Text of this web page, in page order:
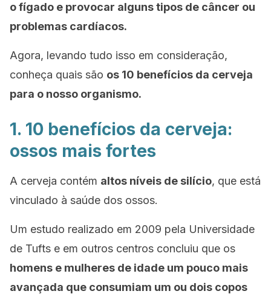
o fígado e provocar alguns tipos de câncer ou
problemas cardíacos.
Agora, levando tudo isso em consideração,
conheça quais são os 10 benefícios da cerveja
para o nosso organismo.
1. 10 benefícios da cerveja:
ossos mais fortes
A cerveja contém altos níveis de silício, que está
vinculado à saúde dos ossos.
Um estudo realizado em 2009 pela Universidade
de Tufts e em outros centros concluiu que os
homens e mulheres de idade um pouco mais
avançada que consumiam um ou dois copos